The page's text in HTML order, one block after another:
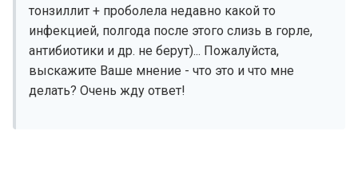
тонзиллит + проболела недавно какой то
инфекцией, полгода после этого слизь в горле,
антибиотики и др. не берут)... Пожалуйста,
выскажите Ваше мнение - что это и что мне
делать? Очень жду ответ!